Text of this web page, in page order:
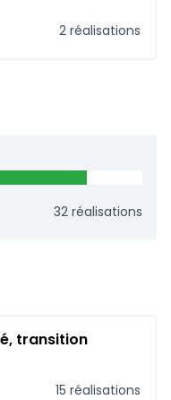
2 réalisations
32 réalisations
transition
15 réalisations